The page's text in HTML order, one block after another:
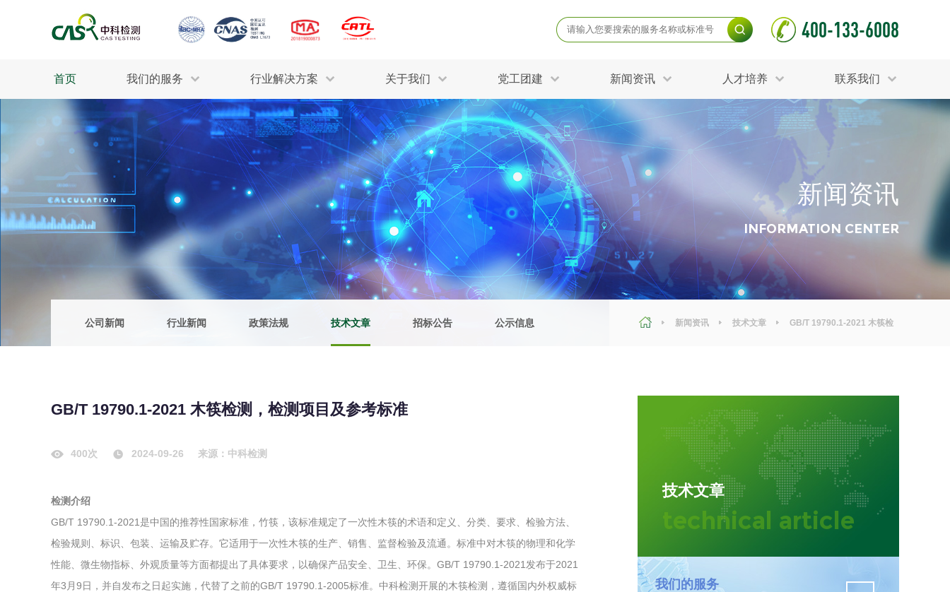
400-133-6008
首页 我们的服务 行业解决方案 关于我们 党工团建 新闻资讯 人才培养 联系我们
生态环保
工业材料
美妆消毒
石油化工
轻工产品
制药医疗
建筑材料
农副产品
专项服务
综合检测
检测服务
污水检测 三废监测 电磁辐射检测 声环境与振动检测
废气检测 二噁英检测 土壤检测
评估调查
耕地质量评价 矿山资源调查 危险废物鉴别 危废鉴定
场地调查 环境风险评估 农用地土壤调查 更多
清洁生产审核 更多
测绘测量
轨道交通变形监测
在线咨询
行业解决方案
INDUSTRY SOLUTIONS
为全球各产业提供一站式
整体技术解决方案。
产品质量鉴定
固废危废鉴定
土壤场地调查
生态环境检测
消毒检测备案
空气净化检测
公共卫生检测
病毒杀灭试验
防护产品检测
成分分析化验
有毒有害检测
运动场地检测
涉水产品检测
放射卫生检测
食品安全检测
洁净度检测
化妆品检测
水资源检测
毒理检测
光伏检测
新闻资讯
INFORMATION CENTER
公司新闻 行业新闻 政策法规 技术文章 招标公告 公示信息 新闻资讯 技术文章 GB/T 19790.1-2021 木筷检
GB/T 19790.1-2021 木筷检测，检测项目及参考标准
400次 2024-09-26 来源：中科检测
检测介绍
GB/T 19790.1-2021是中国的推荐性国家标准，竹筷，该标准规定了一次性木筷的术语和定义、分类、要求、检验方法、
检验规则、标识、包装、运输及贮存。它适用于一次性木筷的生产、销售、监督检验及流通。标准中对木筷的物理和化学
性能、微生物指标、外观质量等方面都提出了具体要求，以确保产品安全、卫生、环保。GB/T 19790.1-2021发布于2021
年3月9日，并自发布之日起实施，代替了之前的GB/T 19790.1-2005标准。中科检测开展的木筷检测，遵循国内外权威标
技术文章
technical article
我们的服务